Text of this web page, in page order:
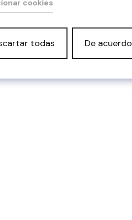
cookies
todas De acuerdo